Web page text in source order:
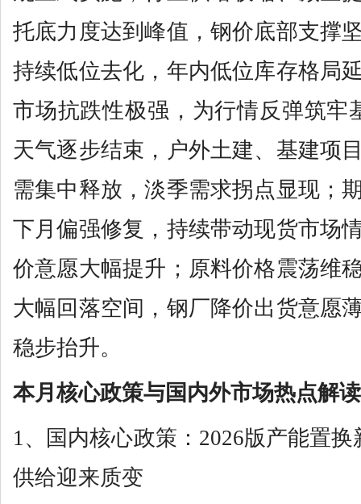
托底力度达到峰值，钢价底部支撑
持续低位去化，年内低位库存格局
市场抗跌性极强，为行情反弹筑牢
天气逐步结束，户外土建、基建项
需集中释放，淡季需求拐点显现；
下月偏强修复，持续带动现货市场
价意愿大幅提升；原料价格震荡维
大幅回落空间，钢厂降价出货意愿
稳步抬升。
本月核心政策与国内外市场热点解读
1、国内核心政策：2026版产能置
供给迎来质变